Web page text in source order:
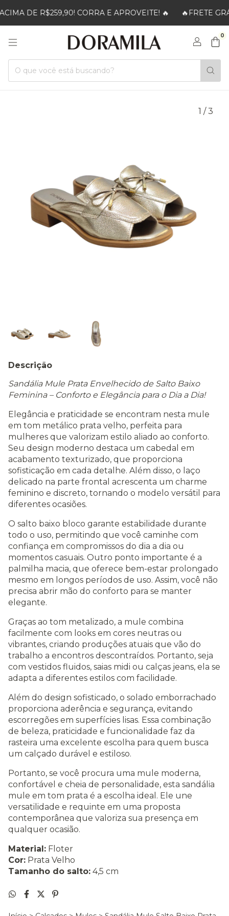
DE R$259,90! CORRA E APROVEITE! 🔥 🔥FRETE
0
1 / 3
Descrição
Sandália Mule Prata Envelhecido de Salto Baixo
Feminina – Conforto e Elegância para o Dia a Dia!
Elegância e praticidade se encontram nesta mule
em tom metálico prata velho, perfeita para
mulheres que valorizam estilo aliado ao conforto.
Seu design moderno destaca um cabedal em
acabamento texturizado, que proporciona
sofisticação em cada detalhe. Além disso, o laço
delicado na parte frontal acrescenta um charme
feminino e discreto, tornando o modelo versátil para
diferentes ocasiões.
O salto baixo bloco garante estabilidade durante
todo o uso, permitindo que você caminhe com
confiança em compromissos do dia a dia ou
momentos casuais. Outro ponto importante é a
palmilha macia, que oferece bem-estar prolongado
mesmo em longos períodos de uso. Assim, você não
precisa abrir mão do conforto para se manter
elegante.
Graças ao tom metalizado, a mule combina
facilmente com looks em cores neutras ou
vibrantes, criando produções atuais que vão do
trabalho a encontros descontraídos. Portanto, seja
com vestidos fluidos, saias midi ou calças jeans, ela se
adapta a diferentes estilos com facilidade.
Além do design sofisticado, o solado emborrachado
proporciona aderência e segurança, evitando
escorregões em superfícies lisas. Essa combinação
de beleza, praticidade e funcionalidade faz da
rasteira uma excelente escolha para quem busca
um calçado durável e estiloso.
Portanto, se você procura uma mule moderna,
confortável e cheia de personalidade, esta sandália
mule em tom prata é a escolha ideal. Ele une
versatilidade e requinte em uma proposta
contemporânea que valoriza sua presença em
qualquer ocasião.
Material: Floter
Cor: Prata Velho
Tamanho do salto: 4,5 cm